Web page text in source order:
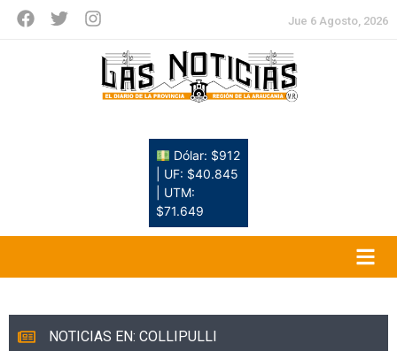
Jue 6 Agosto, 2026
Dólar: $912
| UF: $40.845
| UTM:
$71.649
NOTICIAS EN: COLLIPULLI